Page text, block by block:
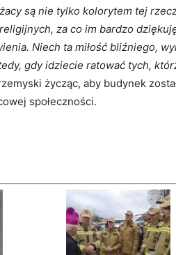
są nie tylko kolorytem tej
za co im bardzo
Niech ta miłość bliźniego,
gdy idziecie ratować tych,
życząc, aby budynek
społeczności.